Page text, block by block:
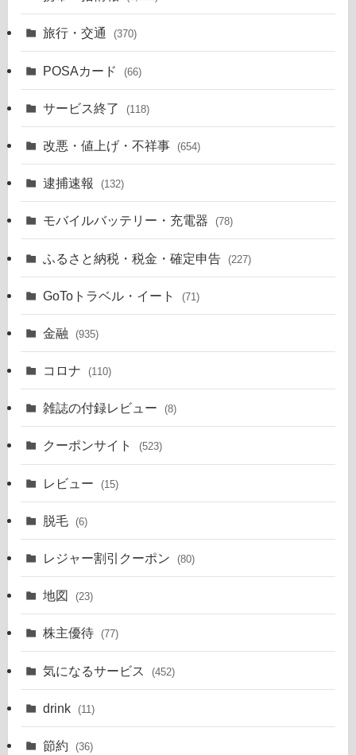
旅行・交通 (370)
POSAカード (66)
サービス終了 (118)
改悪・値上げ・不祥事 (654)
逮捕速報 (132)
モバイルバッテリー・充電器 (78)
ふるさと納税・税金・確定申告 (227)
GoToトラベル・イート (71)
金融 (935)
コロナ (110)
雑誌の付録レビュー (8)
クーポンサイト (523)
レビュー (15)
脱毛 (6)
レジャー割引クーポン (80)
地図 (23)
株主優待 (77)
気になるサービス (452)
drink (11)
節約 (36)